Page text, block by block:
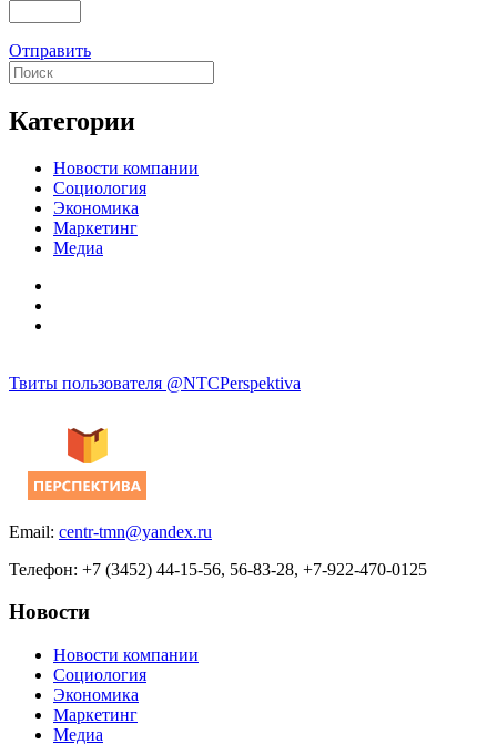
Отправить
Категории
Новости компании
Социология
Экономика
Маркетинг
Медиа
Твиты пользователя @NTCPerspektiva
Email: centr-tmn@yandex.ru
Телефон: +7 (3452) 44-15-56, 56-83-28, +7-922-470-0125
Новости
Новости компании
Социология
Экономика
Маркетинг
Медиа